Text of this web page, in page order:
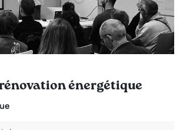
énergétique